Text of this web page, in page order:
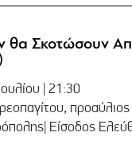
θα Σκοτώσουν
| 21:30
Είσοδος